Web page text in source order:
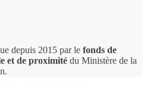
depuis 2015 par le fonds de
et de proximité du Ministère de la